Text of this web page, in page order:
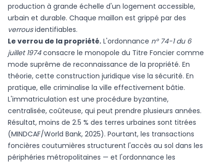
production à grande échelle d'un logement accessible,
urbain et durable. Chaque maillon est grippé par des
verrousidentifiables.
Le verrou de la propriété. L'ordonnance n° 74-1 du 6
juillet 1974consacre le monopole du Titre Foncier comme
mode suprême de reconnaissance de la propriété. En
théorie, cette construction juridique vise la sécurité. En
pratique, elle criminalise la ville effectivement bâtie.
L'immatriculation est une procédure byzantine,
centralisée, coûteuse, qui peut prendre plusieurs années.
Résultat, moins de 2.5 % des terres urbaines sont titrées
(MINDCAF/World Bank, 2025). Pourtant, les transactions
foncières coutumières structurent l'accès au sol dans les
périphéries métropolitaines — et l'ordonnance les